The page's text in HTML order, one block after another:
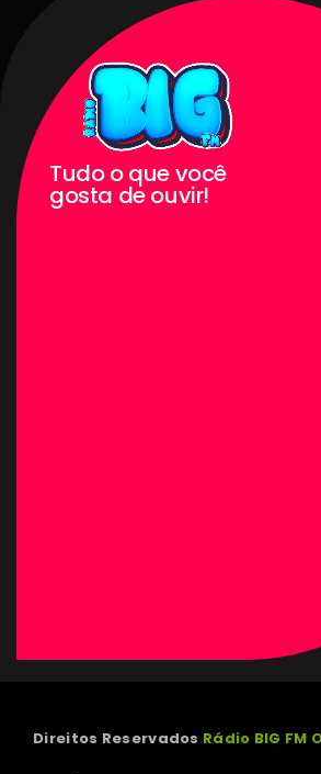
Tudo o que você
gosta de ouvir!
Direitos Reservados Rádio BIG FM